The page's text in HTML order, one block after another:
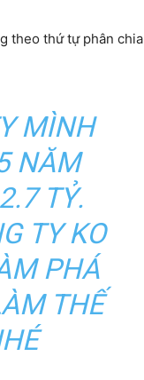
theo thứ tự phân chia
MÌNH
NĂM
TỶ.
TY KO
PHÁ
THẾ